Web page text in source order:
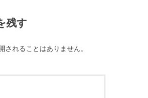
残す
されることはありません。